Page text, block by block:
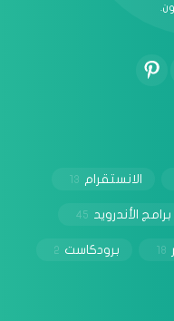
الانستقرام 13
برامج الأندرويد 45
18 برودكاست 2